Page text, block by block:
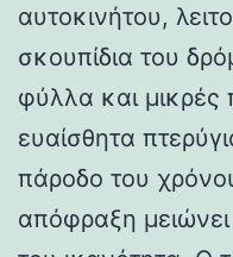
αυτοκινήτου,
σκουπίδια του
φύλλα και μικρές
ευαίσθητα
πάροδο του
απόφραξη